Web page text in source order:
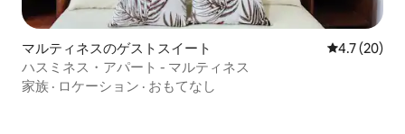
マルティネスのゲストスイート レビュー20
4.7 (20)
ハスミネス・アパート - マルティネス
家族 · ロケーション · おもてなし